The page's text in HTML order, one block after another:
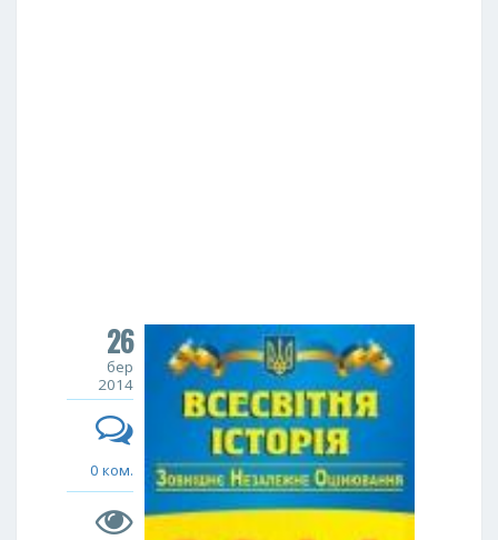
26
бер
2014
0 ком.